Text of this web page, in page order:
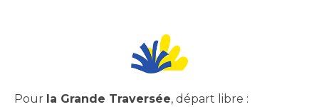
Pour la Grande Traversée, départ libre :